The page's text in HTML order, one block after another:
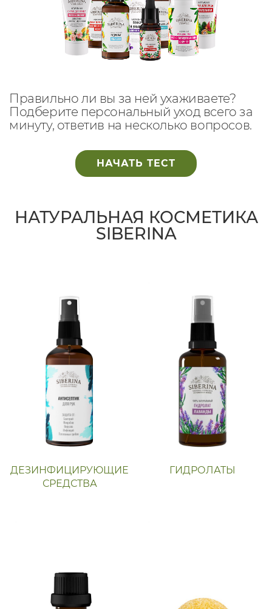
Правильно ли вы за ней ухаживаете?
Подберите персональный уход всего за
минуту, ответив на несколько вопросов.
НАЧАТЬ ТЕСТ
НАТУРАЛЬНАЯ КОСМЕТИКА
SIBERINA
ДЕЗИНФИЦИРУЮЩИЕ
СРЕДСТВА
ГИДРОЛАТЫ